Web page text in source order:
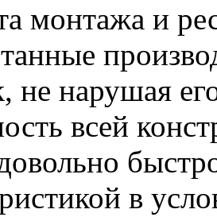
монтажа и
не нарушая
всей
в